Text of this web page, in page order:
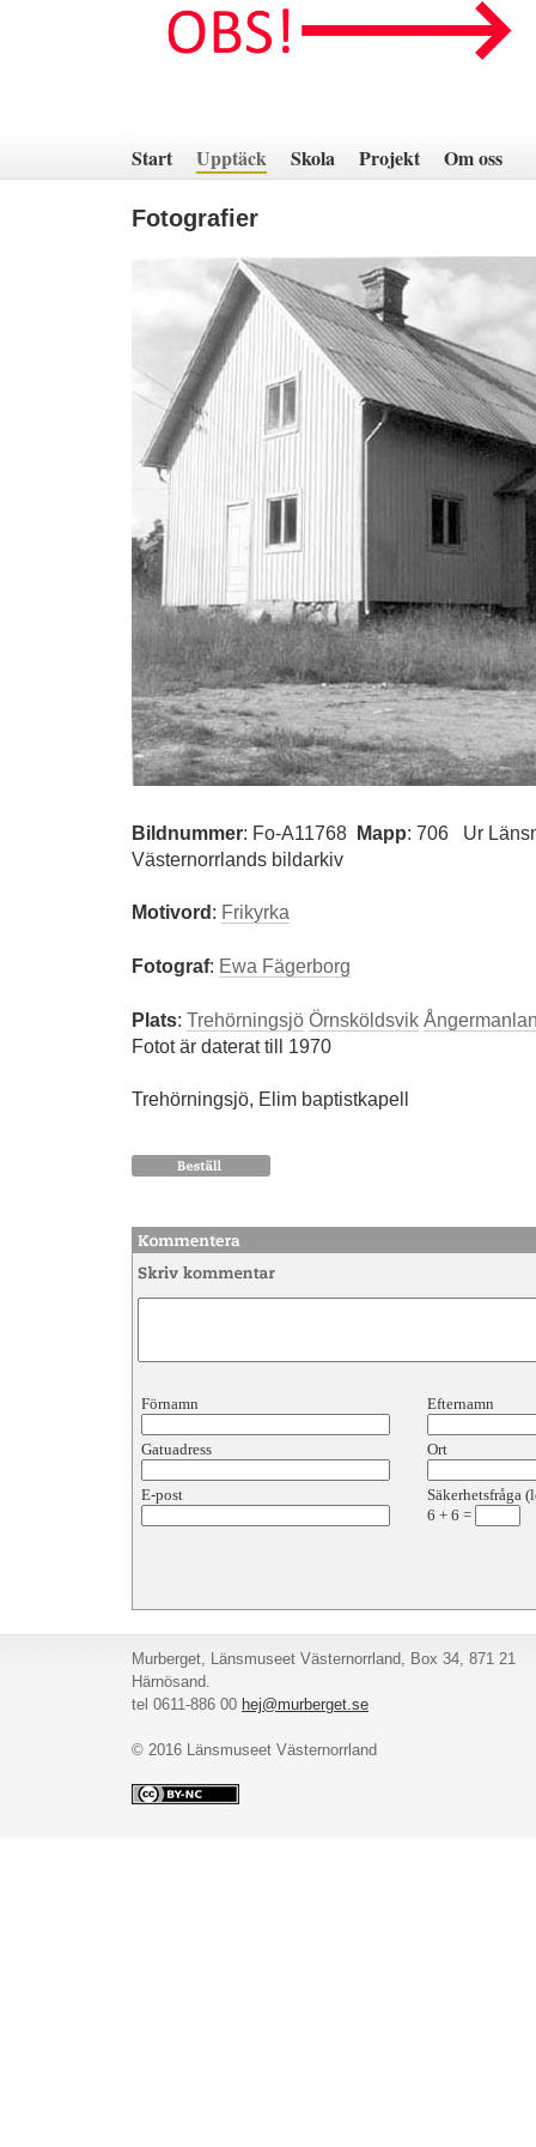
innehåll
Start Upptäck Skola Projekt Om oss
Fotografier
Bildnummer: Fo-A11768 Mapp: 706
Ur
Västernorrlands bildarkiv
Motivord: Frikyrka
Fotograf: Ewa Fägerborg
Plats: Trehörningsjö Örnsköldsvik
Fotot är daterat till 1970
Trehörningsjö, Elim baptistkapell
Förnamn Efternamn
Gatuadress Ort
E-post
Säkerhetsfråga
6 + 6 =
Murberget, Länsmuseet Västernorrland, Box 34, 871 21
Härnösand.
tel 0611-886 00 hej@murberget.se
© 2016 Länsmuseet Västernorrland